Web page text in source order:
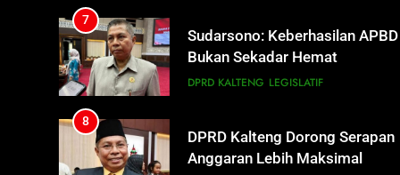
8
DPRD Kalteng Dorong Serapan
Anggaran Lebih Maksimal
DPRD KALTENG LEGISLATIF
1
Warga Geger, Seorang IRT
Nekat Naik Tower TVRI Hendak